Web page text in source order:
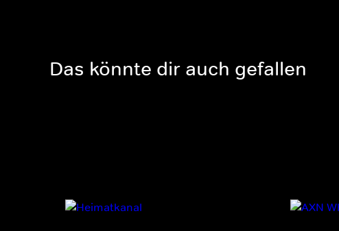
Das könnte dir auch gefallen